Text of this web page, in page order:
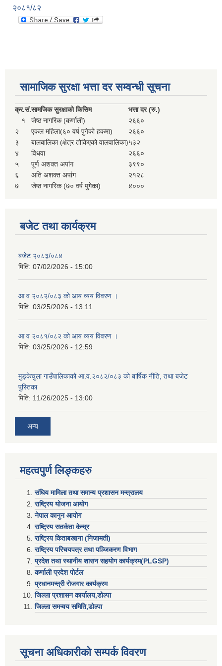
२०८१/८२
सामाजिक सुरक्षा भत्ता दर सम्वन्धी सूचना
क्र.सं.सामजिक सुरक्षाको किसिम
भत्ता दर (रु.)
१
जेष्ठ नागरिक (कर्णाली)
२६६०
२
एकल महिला(६० वर्ष पुगेको हकमा)
२६६०
३
बालबालिका (क्षेत्र तोकिएको वालवालिका)५३२
४
विधवा
२६६०
५
पूर्ण अशक्त अपांग
३९९०
६
अति अशक्त अपांग
२१२८
७
जेष्ठ नागरिक (७० वर्ष पुगेका) ४०००
बजेट तथा कार्यक्रम
बजेट २०८३/०८४
मिति: 07/02/2026 - 15:00
आ व २०८२/०८३ को आय व्यय विवरण ।
मिति: 03/25/2026 - 13:11
आ व २०८१/०८२ को आय व्यय विवरण ।
मिति: 03/25/2026 - 12:59
मुड्केचुला गाउँपालिकाको आ.व.२०८२/०८३ को बार्षिक नीति, तथा बजेट
पुस्तिका
मिति: 11/26/2025 - 13:00
अन्य
महत्वपुर्ण लिङ्कहरु
संघिय मामिला तथा समान्य प्रशासन मन्त्रालय
राष्ट्रिय योजना आयोग
नेपाल कानुन आयोग
राष्ट्रिय सतर्कता केन्द्र
राष्ट्रिय किताबखाना (निजामती)
राष्ट्रिय परिचयपत्र तथा पञ्जिकरण विभाग
प्रदेश तथा स्थानीय शासन सहयाेग कार्यक्रम(PLGSP)
कर्णाली प्रदेश पोर्टल
प्रधानमन्त्री राेजगार कार्यक्रम
जिल्ला प्रशासन कार्यालय,डोल्पा
जिल्ला समन्वय समिति,डोल्प
सूचना अधिकारीकाे सम्पर्क विवरण